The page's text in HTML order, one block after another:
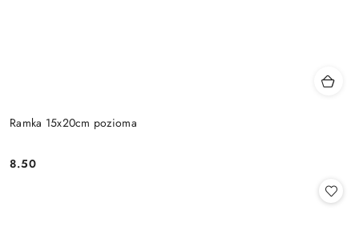
Ramka 15x20cm pozioma
Cena:
8.50